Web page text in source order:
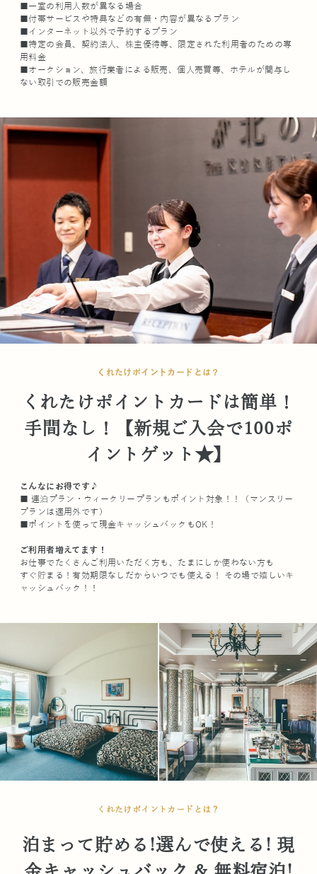
■一室の利用人数が異なる場合
■付帯サービスや特典などの有無・内容が異なるプラン
■インターネット以外で予約するプラン
■特定の会員、契約法人、株主優待等、限定された利用者のための専
用料金
■オークション、旅行業者による販売、個人売買等、ホテルが関与し
ない取引での販売金額
くれたけポイントカードとは？
くれたけポイントカードは簡単！
手間なし！【新規ご入会で100ポ
イントゲット★】
こんなにお得です♪
■ 連泊プラン・ウィークリープランもポイント対象！！（マンスリー
プランは適用外です）
■ポイントを使って現金キャッシュバックもOK！
ご利用者増えてます！
お仕事でたくさんご利用いただく方も、たまにしか使わない方も
すぐ貯まる！有効期限なしだからいつでも使える！ その場で嬉しいキ
ャッシュバック！！
くれたけポイントカードとは？
泊まって貯める!選んで使える! 現